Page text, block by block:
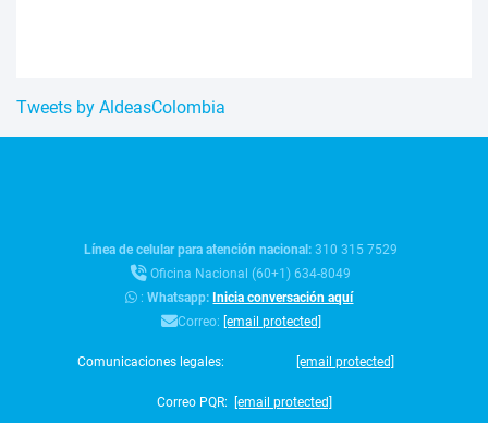
Tweets by AldeasColombia
Línea de celular para atención nacional:310 315 7529
Oficina Nacional (60+1) 634-8049
:Whatsapp: Inicia conversación aquí
Correo: [email protected]
Comunicaciones legales: [email protected]
Correo PQR: [email protected]